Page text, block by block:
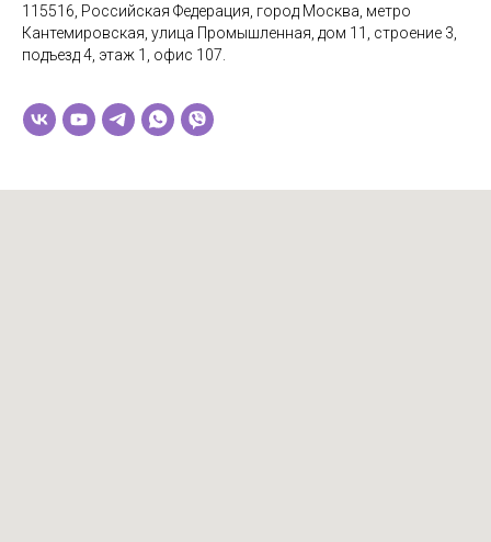
115516, Российская Федерация, город Москва, метро
Кантемировская, улица Промышленная, дом 11, строение 3,
подъезд 4, этаж 1, офис 107.